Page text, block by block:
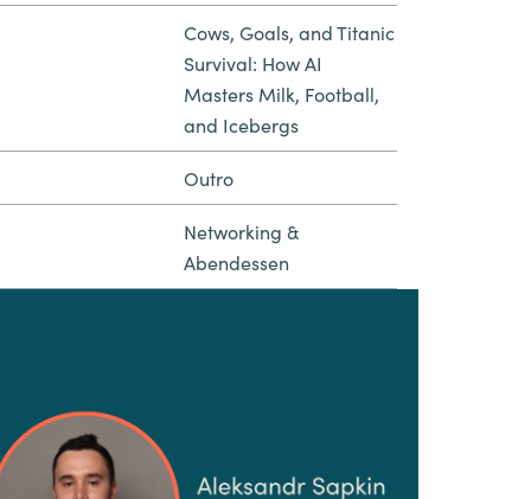
Cows, Goals, and Titanic
Survival: How AI
Masters Milk, Football,
and Icebergs
Outro
Networking &
Abendessen